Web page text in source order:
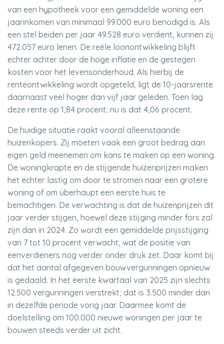
van een hypotheek voor een gemiddelde woning een
jaarinkomen van minimaal 99.000 euro benodigd is. Als
een stel beiden per jaar 49.528 euro verdient, kunnen zij
472.057 euro lenen. De reële loonontwikkeling blijft
echter achter door de hoge inflatie en de gestegen
kosten voor het levensonderhoud. Als hierbij de
renteontwikkeling wordt opgeteld, ligt de 10-jaarsrente
daarnaast veel hoger dan vijf jaar geleden. Toen lag
deze rente op 1,84 procent; nu is dat 4,06 procent.
De huidige situatie raakt vooral alleenstaande
huizenkopers. Zij moeten vaak een groot bedrag aan
eigen geld meenemen om kans te maken op een woning.
De woningkrapte en de stijgende huizenprijzen maken
het echter lastig om door te stromen naar een grotere
woning of om überhaupt een eerste huis te
bemachtigen. De verwachting is dat de huizenprijzen dit
jaar verder stijgen, hoewel deze stijging minder fors zal
zijn dan in 2024. Zo wordt een gemiddelde prijsstijging
van 7 tot 10 procent verwacht, wat de positie van
eenverdieners nog verder onder druk zet. Daar komt bij
dat het aantal afgegeven bouwvergunningen opnieuw
is gedaald. In het eerste kwartaal van 2025 zijn slechts
12.500 vergunningen verstrekt; dat is 3.500 minder dan
in dezelfde periode vorig jaar. Daarmee komt de
doelstelling om 100.000 nieuwe woningen per jaar te
bouwen steeds verder uit zicht.